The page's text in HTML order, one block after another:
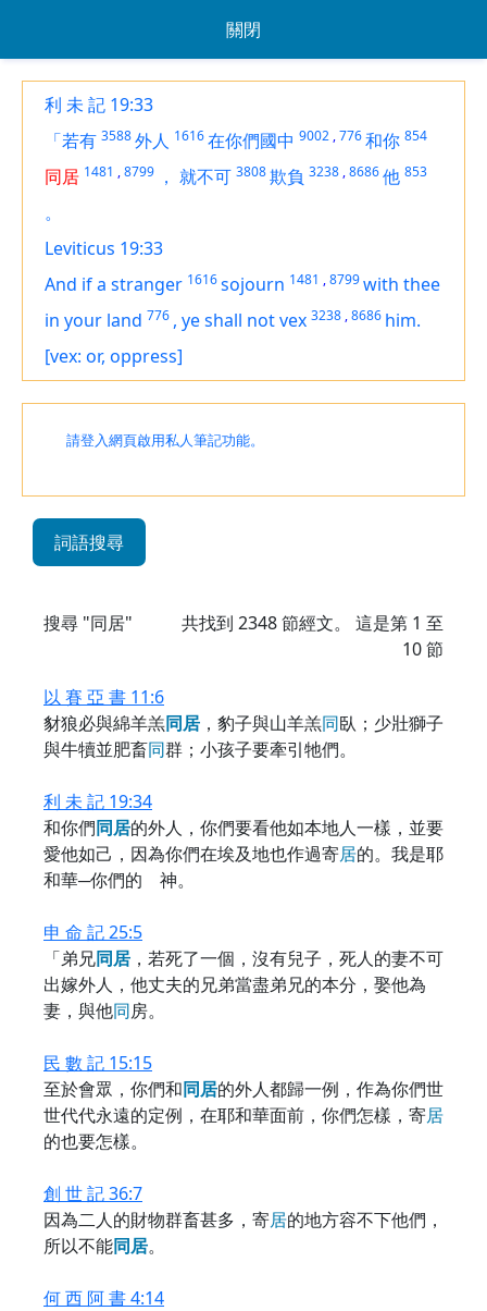
關閉
利 未 記 19:33
「若有 3588外人 1616在你們國中 9002 ,776和你 854
同居 1481 ,8799 ， 就不可 3808欺負 3238 ,8686他 853
。
Leviticus 19:33
And if a stranger 1616sojourn 1481 ,8799with thee
in your land 776 , ye shall not vex 3238 ,8686 him.
[vex: or, oppress]
請登入網頁啟用私人筆記功能。
詞語搜尋
搜尋 "同居" 共找到 2348節經文。 這是第 1 至
10 節
以 賽 亞 書 11:6
豺狼必與綿羊羔同居 ，豹子與山羊羔同臥；少壯獅子
與牛犢並肥畜同群；小孩子要牽引牠們。
利 未 記 19:34
和你們同居的外人，你們要看他如本地人一樣，並要
愛他如己，因為你們在埃及地也作過寄居的。我是耶
和華─你們的 神。
申 命 記 25:5
「弟兄同居 ，若死了一個，沒有兒子，死人的妻不可
出嫁外人，他丈夫的兄弟當盡弟兄的本分，娶他為
妻，與他同房。
民 數 記 15:15
至於會眾，你們和同居的外人都歸一例，作為你們世
世代代永遠的定例，在耶和華面前，你們怎樣，寄居
的也要怎樣。
創 世 記 36:7
因為二人的財物群畜甚多，寄居的地方容不下他們，
所以不能同居。
何 西 阿 書 4:14